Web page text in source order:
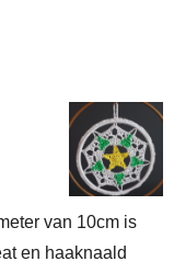
van 10cm is
en haaknaald